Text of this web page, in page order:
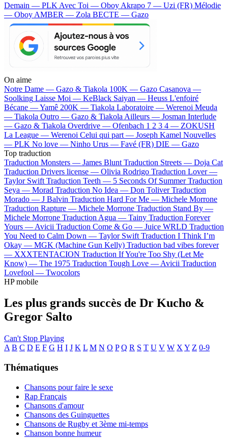
Demain — PLK Avec Toi — Oboy Akrapo 7 — Uzi (FR) Mélodie
— Oboy AMBER — Zola BECTE — Gazo
On aime
Notre Dame — Gazo & Tiakola 100K — Gazo Casanova —
Soolking Laisse Moi — KeBlack Saiyan — Heuss L'enfoiré
Bécane —Yamê 200K — Tiakola Laboratoire — Werenoi Meuda
— Tiakola Outro — Gazo & Tiakola Ailleurs — Josman Interlude
— Gazo & Tiakola Overdrive — Ofenbach 1 2 3 4 — ZOKUSH
La League — Werenoi Celui qui part — Joseph Kamel Nouvelles
— PLK No love — Ninho Urus — Favé (FR) DIE — Gazo
Top traduction
Traduction Monsters — James Blunt Traduction Streets — Doja Cat
Traduction Drivers license — Olivia Rodrigo Traduction Lover —
Taylor Swift Traduction Teeth — 5 Seconds Of Summer Traduction
Seya — Morad Traduction No Idea — Don Toliver Traduction
Morado — J Balvin Traduction Hard For Me — Michele Morrone
Traduction Rapture — Michele Morrone Traduction Stand By —
Michele Morrone Traduction Agua — Tainy Traduction Forever
Yours — Avicii Traduction Come & Go — Juice WRLD Traduction
You Need to Calm Down — Taylor Swift Traduction I Think I’m
Okay — MGK (Machine Gun Kelly) Traduction bad vibes forever
— XXXTENTACION Traduction If You're Too Shy (Let Me
Know) — The 1975 Traduction Tough Love — Avicii Traduction
Lovefool — Twocolors
HP mobile
Les plus grands succès de Dr Kucho &
Gregor Salto
Can't Stop Playing
A B C D E F G H I J K L M N O P Q R S T U V W X Y Z 0-9
Thématiques
Chansons pour faire le sexe
Rap Français
Chansons d'amour
Chansons des Guinguettes
Chansons de Rugby et 3ème mi-temps
Chanson bonne humeur